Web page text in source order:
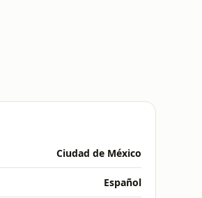
Ciudad de México
Español